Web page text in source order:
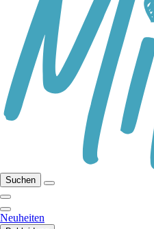
Suchen
Neuheiten